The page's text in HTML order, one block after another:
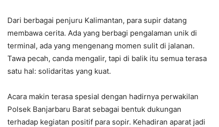
Dari berbagai penjuru Kalimantan, para supir datang
membawa cerita. Ada yang berbagi pengalaman unik di
terminal, ada yang mengenang momen sulit di jalanan.
Tawa pecah, canda mengalir, tapi di balik itu semua terasa
satu hal: solidaritas yang kuat.
Acara makin terasa spesial dengan hadirnya perwakilan
Polsek Banjarbaru Barat sebagai bentuk dukungan
terhadap kegiatan positif para sopir. Kehadiran aparat jadi